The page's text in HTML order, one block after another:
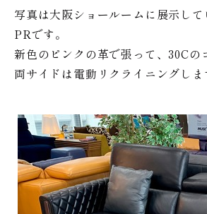
写真は大阪ショールームに展示し
PRです。
新色のピンクの革で張って、30Cの
両サイドは電動リクライニングしま